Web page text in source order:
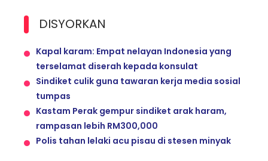
DISYORKAN
Kapal karam: Empat nelayan Indonesia yang
terselamat diserah kepada konsulat
Sindiket culik guna tawaran kerja media sosial
tumpas
Kastam Perak gempur sindiket arak haram,
rampasan lebih RM300,000
Polis tahan lelaki acu pisau di stesen minyak